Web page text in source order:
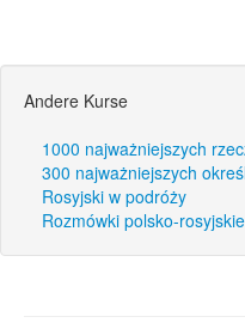
Andere Kurse
1000 najważniejszych
300 najważniejszych
Rosyjski w podróży
Rozmówki polsko-rosyjskie